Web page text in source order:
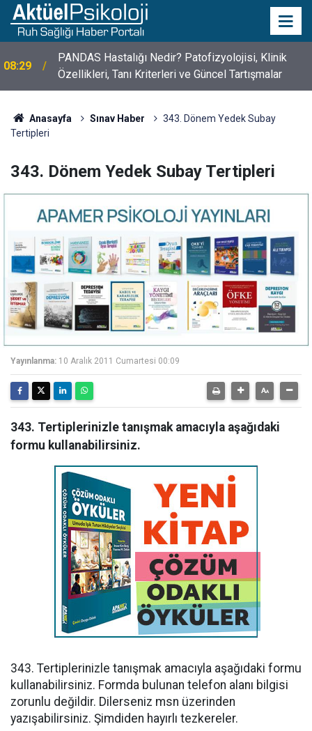
08:29
PANDAS Hastalığı Nedir? Patofizyolojisi, Klinik
Özellikleri, Tanı Kriterleri ve Güncel Tartışmalar
10:30
10 Mayıs Psikologlar Günü Nasıl Ortaya Çıktı? 10
Mayıs Tarihinin Hikayesi
Anasayfa Sınav Haber
343. Dönem Yedek Subay
Tertipleri
343. Dönem Yedek Subay Tertipleri
Yayınlanma: 10 Aralık 2011 Cumartesi 00:09
343. Tertiplerinizle tanışmak amacıyla aşağıdaki
formu kullanabilirsiniz.
343. Tertiplerinizle tanışmak amacıyla aşağıdaki formu
kullanabilirsiniz. Formda bulunan telefon alanı bilgisi
zorunlu değildir. Dilerseniz msn üzerinden
yazışabilirsiniz. Şimdiden hayırlı tezkereler.